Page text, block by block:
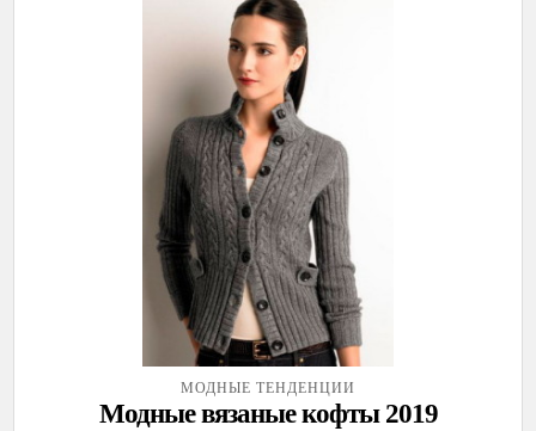
МОДНЫЕ ТЕНДЕНЦИИ
Модные вязаные кофты 2019